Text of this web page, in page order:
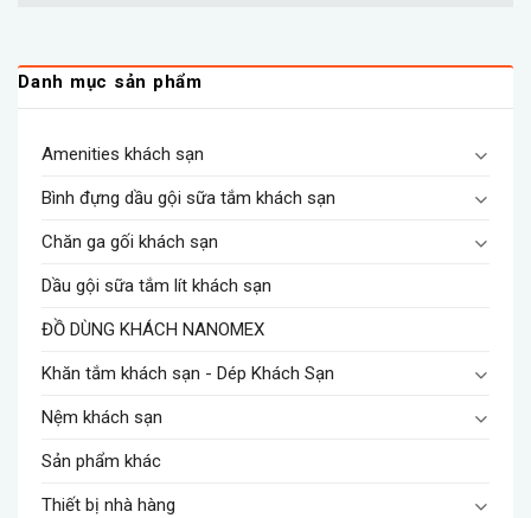
Danh mục sản phẩm
Amenities khách sạn
Bình đựng dầu gội sữa tắm khách sạn
Chăn ga gối khách sạn
Dầu gội sữa tắm lít khách sạn
ĐỒ DÙNG KHÁCH NANOMEX
Khăn tắm khách sạn - Dép Khách Sạn
Nệm khách sạn
Sản phẩm khác
Thiết bị nhà hàng